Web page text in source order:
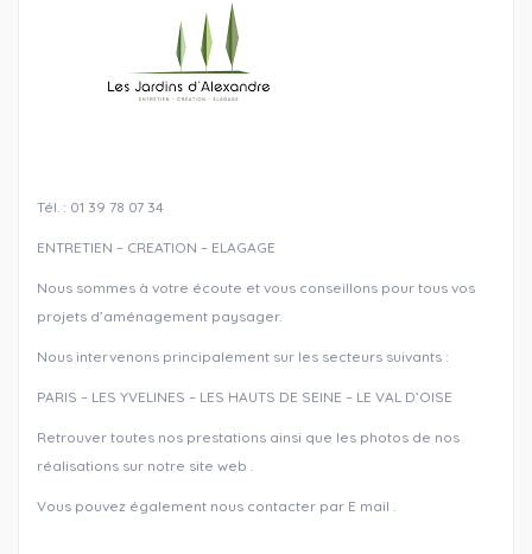
Tél. : 01 39 78 07 34
ENTRETIEN – CREATION – ELAGAGE
Nous sommes à votre écoute et vous conseillons pour tous vos
projets d’aménagement paysager.
Nous intervenons principalement sur les secteurs suivants :
PARIS – LES YVELINES – LES HAUTS DE SEINE – LE VAL D’OISE
Retrouver toutes nos prestations ainsi que les photos de nos
réalisations sur notre site web .
Vous pouvez également nous contacter par E mail .